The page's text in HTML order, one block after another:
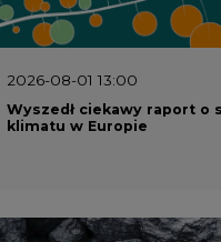
2026-07-09 10:30
Opublikowano bilans
kopalin w Polsce według
grudnia 2025 r.